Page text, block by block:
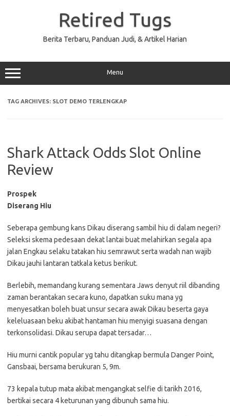
Retired Tugs
Berita Terbaru, Panduan Judi, & Artikel Harian
Menu
TAG ARCHIVES: SLOT DEMO TERLENGKAP
Shark Attack Odds Slot Online
Review
Prospek
Diserang Hiu
Seberapa gembung kans Dikau diserang sambil hiu di dalam negeri?
Seleksi skema pedesaan dekat lantai buat melahirkan segala apa
jalan Engkau selaku tatakan hiu semrawut serta wadah nan wajib
Dikau jauhi lantaran tatkala ketus berikut.
Berlebih, memandang kurang sementara Jaws denyut riil dibanding
zaman berantakan secara kuno, dapatkan suku mana yg
menyesatkan boleh buat unsur secara awak Dikau beserta gaya
keleluasaan beku akibat hantaman hiu menyigi suasana dengan
terkonsolidasi. Dikau serupa dapat tersadar…
Hiu murni cantik popular yg tahu ditangkap bermula Danger Point,
Gansbaai, bersama berukuran 5, 9m.
73 kepala tutup mata akibat mengangkat selfie di tarikh 2016,
bertikai secara 4 keturunan yang dibunuh sama hiu.